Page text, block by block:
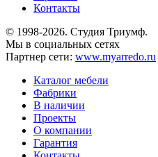
Контакты
© 1998-2026. Студия Триумф.
Мы в социальных сетях
Партнер сети: www.myarredo.ru
Каталог мебели
Фабрики
В наличии
Проекты
О компании
Гарантия